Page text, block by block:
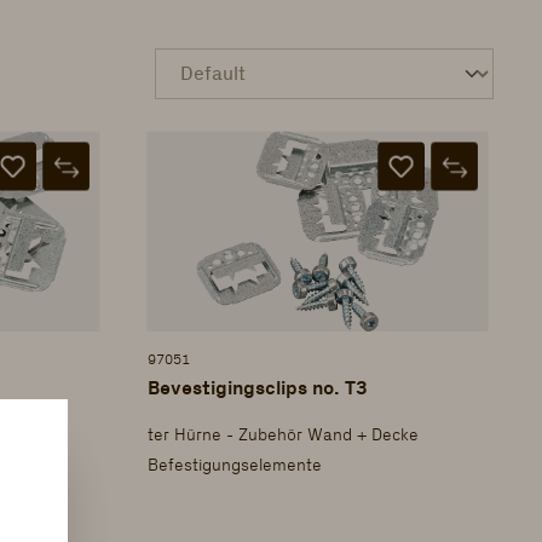
97051
Bevestigingsclips no. T3
ter Hürne - Zubehör Wand + Decke
Befestigungselemente